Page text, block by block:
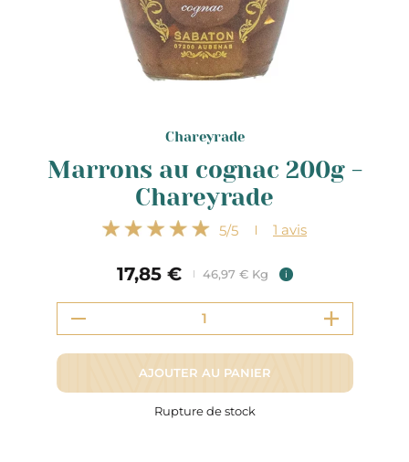
Chareyrade
Marrons au cognac 200g -
Chareyrade
5/5 1 avis
17,85 € 46,97 € Kg i
AJOUTER AU PANIER
Rupture de stock